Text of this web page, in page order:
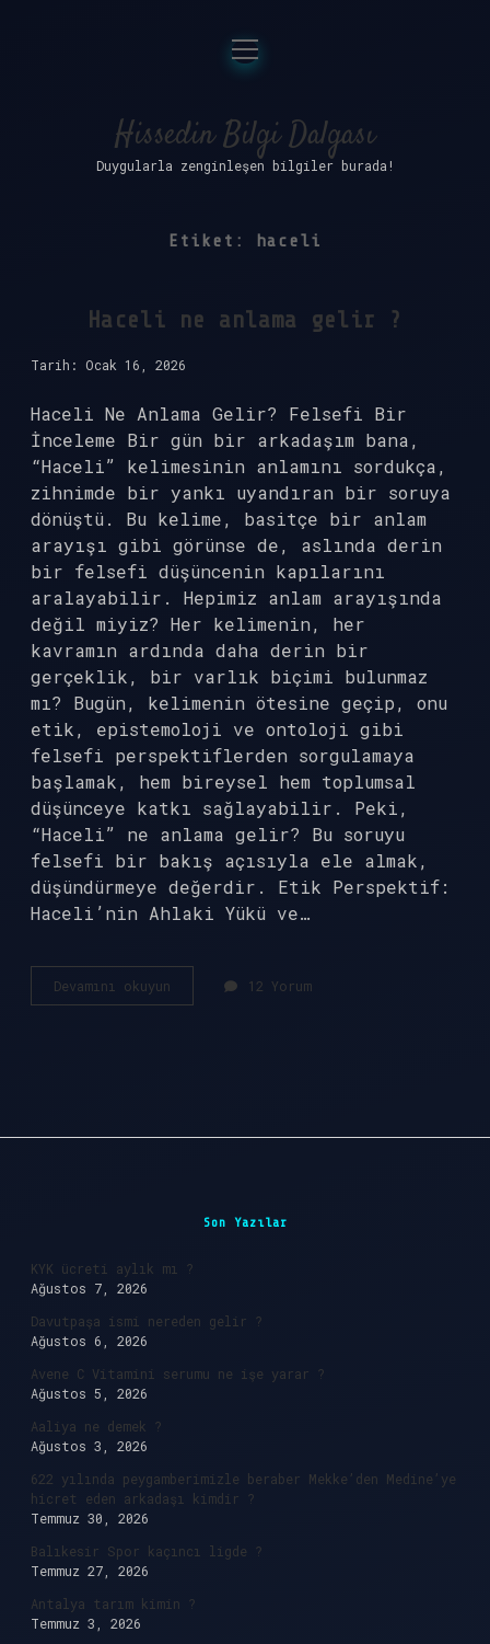
Anasayfa
Gizlilik Politikası
Yasal Uyarı
menüyü
aç
Hissedin Bilgi Dalgası
Duygularla zenginleşen bilgiler burada!
Etiket: haceli
Haceli ne anlama gelir ?
Tarih: Ocak 16, 2026
Haceli Ne Anlama Gelir? Felsefi Bir
İnceleme Bir gün bir arkadaşım bana,
“Haceli” kelimesinin anlamını sordukça,
zihnimde bir yankı uyandıran bir soruya
dönüştü. Bu kelime, basitçe bir anlam
arayışı gibi görünse de, aslında derin
bir felsefi düşüncenin kapılarını
aralayabilir. Hepimiz anlam arayışında
değil miyiz? Her kelimenin, her
kavramın ardında daha derin bir
gerçeklik, bir varlık biçimi bulunmaz
mı? Bugün, kelimenin ötesine geçip, onu
etik, epistemoloji ve ontoloji gibi
felsefi perspektiflerden sorgulamaya
başlamak, hem bireysel hem toplumsal
düşünceye katkı sağlayabilir. Peki,
“Haceli” ne anlama gelir? Bu soruyu
felsefi bir bakış açısıyla ele almak,
düşündürmeye değerdir. Etik Perspektif:
Haceli’nin Ahlaki Yükü ve…
Devamını okuyun
ne
12 Yorum
Son Yazılar
KYK ücreti aylık mı ?
Ağustos 7, 2026
Davutpaşa ismi nereden gelir ?
Ağustos 6, 2026
Avene C Vitamini serumu ne işe yarar ?
Ağustos 5, 2026
Aaliya ne demek ?
Ağustos 3, 2026
622 yılında peygamberimizle beraber Mekke’den Medine’ye
hicret eden arkadaşı kimdir ?
Temmuz 30, 2026
Balıkesir Spor kaçıncı ligde ?
Temmuz 27, 2026
Antalya tarım kimin ?
Temmuz 3, 2026